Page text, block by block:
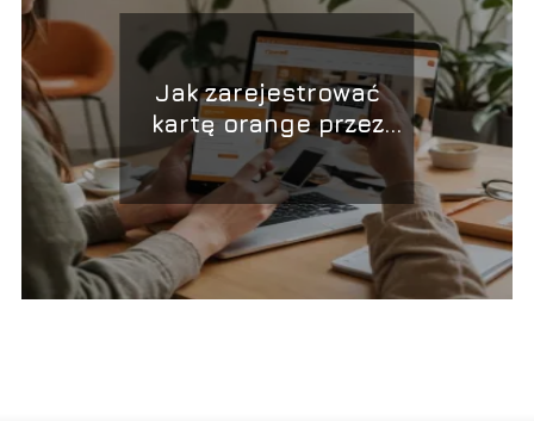
Jak zarejestrować
kartę orange przez
Internet?